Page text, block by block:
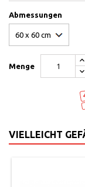
Abmessungen
Menge
VIELLEICHT